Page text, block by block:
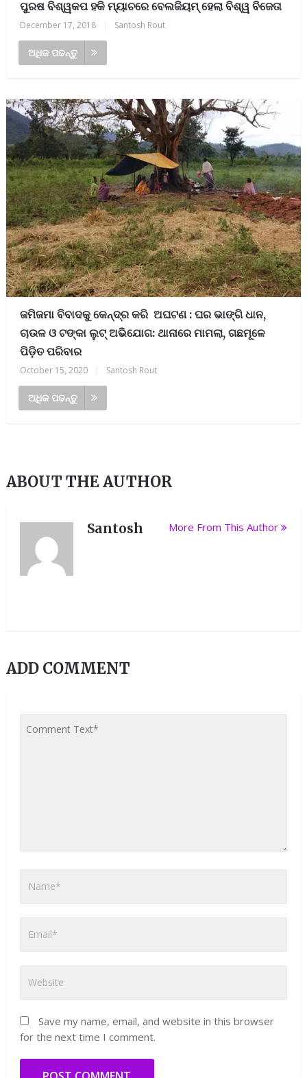
ପୁରଷ ବିଶ୍ୱକପ ହକି ମ୍ୟାଚରେ ବେଲଜିୟମ୍ ହେଲା ବିଶ୍ୱ ବିଜେତା
December 17, 2018 Santosh Rout
ଅଧିକ ପଢନ୍ତୁ
ଜମିଜମା ବିବାଦକୁ କେନ୍ଦ୍ର କରି ଅଘଟଣ : ଘର ଭାଙ୍ଗି ଧାନ,
ଚାଉଳ ଓ ଟଙ୍କା ଲୁଟ୍ ଅଭିଯୋଗ: ଥାନାରେ ମାମଲା, ଗଛମୂଳେ
ପିଡ଼ିତ ପରିବାର
October 15, 2020 Santosh Rout
ଅଧିକ ପଢନ୍ତୁ
ABOUT THE AUTHOR
Santosh More From This Author
ADD COMMENT
Save my name, email, and website in this browser
for the next time I comment.